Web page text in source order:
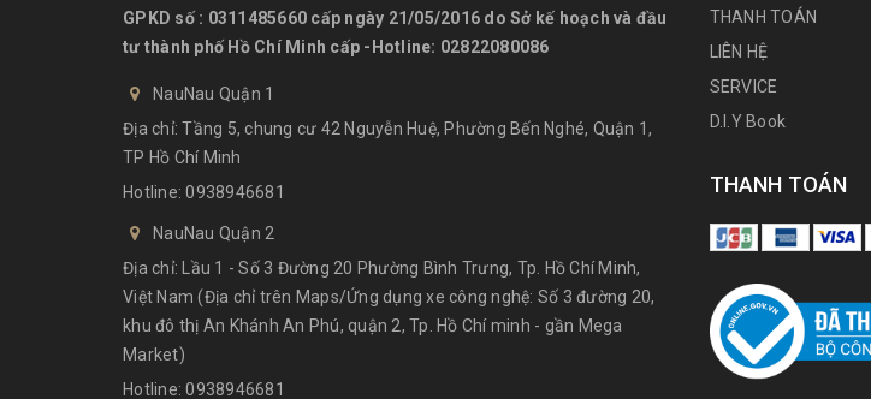
GPKD số : 0311485660 cấp ngày 21/05/2016 do Sở kế hoạch và đầu
tư thành phố Hồ Chí Minh cấp -Hotline: 02822080086
NauNau Quận 1
Địa chỉ: Tầng 5, chung cư 42 Nguyễn Huệ, Phường Bến Nghé, Quận 1,
TP Hồ Chí Minh
Hotline:0938946681
NauNau Quận 2
Địa chỉ: Lầu 1 - Số 3 Đường 20 Phường Bình Trưng, Tp. Hồ Chí Minh,
Việt Nam (Địa chỉ trên Maps/Ứng dụng xe công nghệ: Số 3 đường 20,
khu đô thị An Khánh An Phú, quận 2, Tp. Hồ Chí minh - gần Mega
Market)
Hotline:0938946681
THANH TOÁN
LIÊN HỆ
SERVICE
D.I.Y Book
THANH TOÁN